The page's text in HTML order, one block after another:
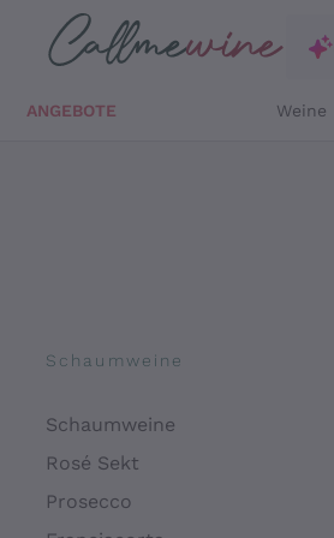
Zum Hauptinhalt springen
ANGEBOTE Weine
Schaumweine
Schaumweine
Rosé Sekt
Prosecco